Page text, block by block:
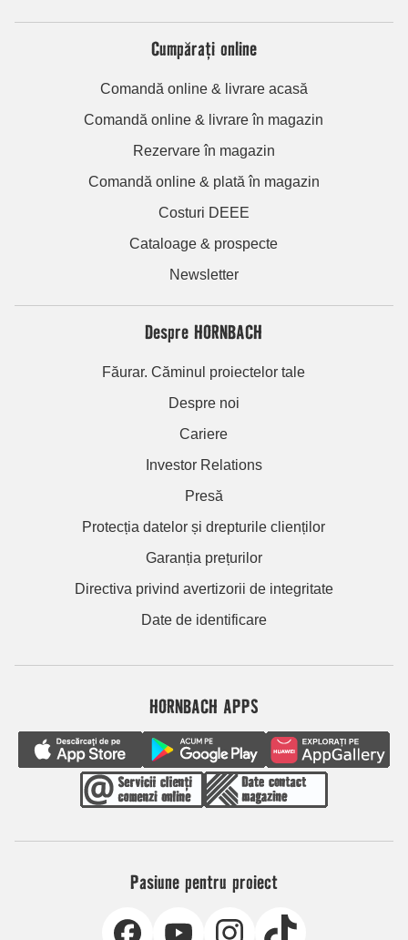
Cumpărați online
Comandă online & livrare acasă
Comandă online & livrare în magazin
Rezervare în magazin
Comandă online & plată în magazin
Costuri DEEE
Cataloage & prospecte
Newsletter
Despre HORNBACH
Făurar. Căminul proiectelor tale
Despre noi
Cariere
Investor Relations
Presă
Protecția datelor și drepturile clienților
Garanția prețurilor
Directiva privind avertizorii de integritate
Date de identificare
HORNBACH APPS
Pasiune pentru proiect